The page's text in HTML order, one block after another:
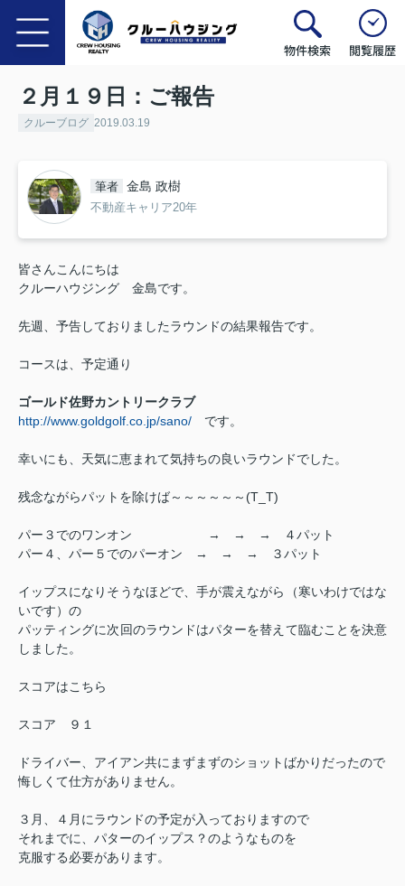
物件検索 閲覧履歴
２月１９日：ご報告
クルーブログ 2019.03.19
筆者 金島 政樹
不動産キャリア20年
皆さんこんにちは
クルーハウジング 金島です。
先週、予告しておりましたラウンドの結果報告です。
コースは、予定通り
ゴールド佐野カントリークラブ
http://www.goldgolf.co.jp/sano/ です。
幸いにも、天気に恵まれて気持ちの良いラウンドでした。
残念ながらパットを除けば～～～～～～(T_T)
パー３でのワンオン → → → ４パット
パー４、パー５でのパーオン → → → ３パット
イップスになりそうなほどで、手が震えながら（寒いわけではな
いです）の
パッティングに次回のラウンドはパターを替えて臨むことを決意
しました。
スコアはこちら
スコア ９１
ドライバー、アイアン共にまずまずのショットばかりだったので
悔しくて仕方がありません。
３月、４月にラウンドの予定が入っておりますので
それまでに、パターのイップス？のようなものを
克服する必要があります。